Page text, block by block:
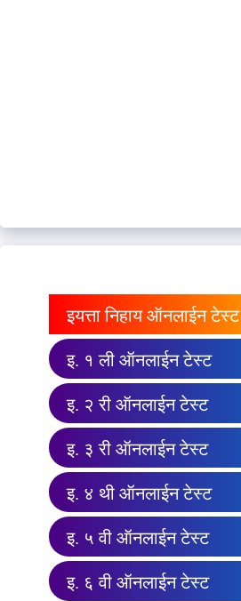
इयत्ता निहाय ऑनलाईन टेस्ट
इ. १ ली ऑनलाईन टेस्ट
इ. २ री ऑनलाईन टेस्ट
इ. ३ री ऑनलाईन टेस्ट
इ. ४ थी ऑनलाईन टेस्ट
इ. ५ वी ऑनलाईन टेस्ट
इ. ६ वी ऑनलाईन टेस्ट